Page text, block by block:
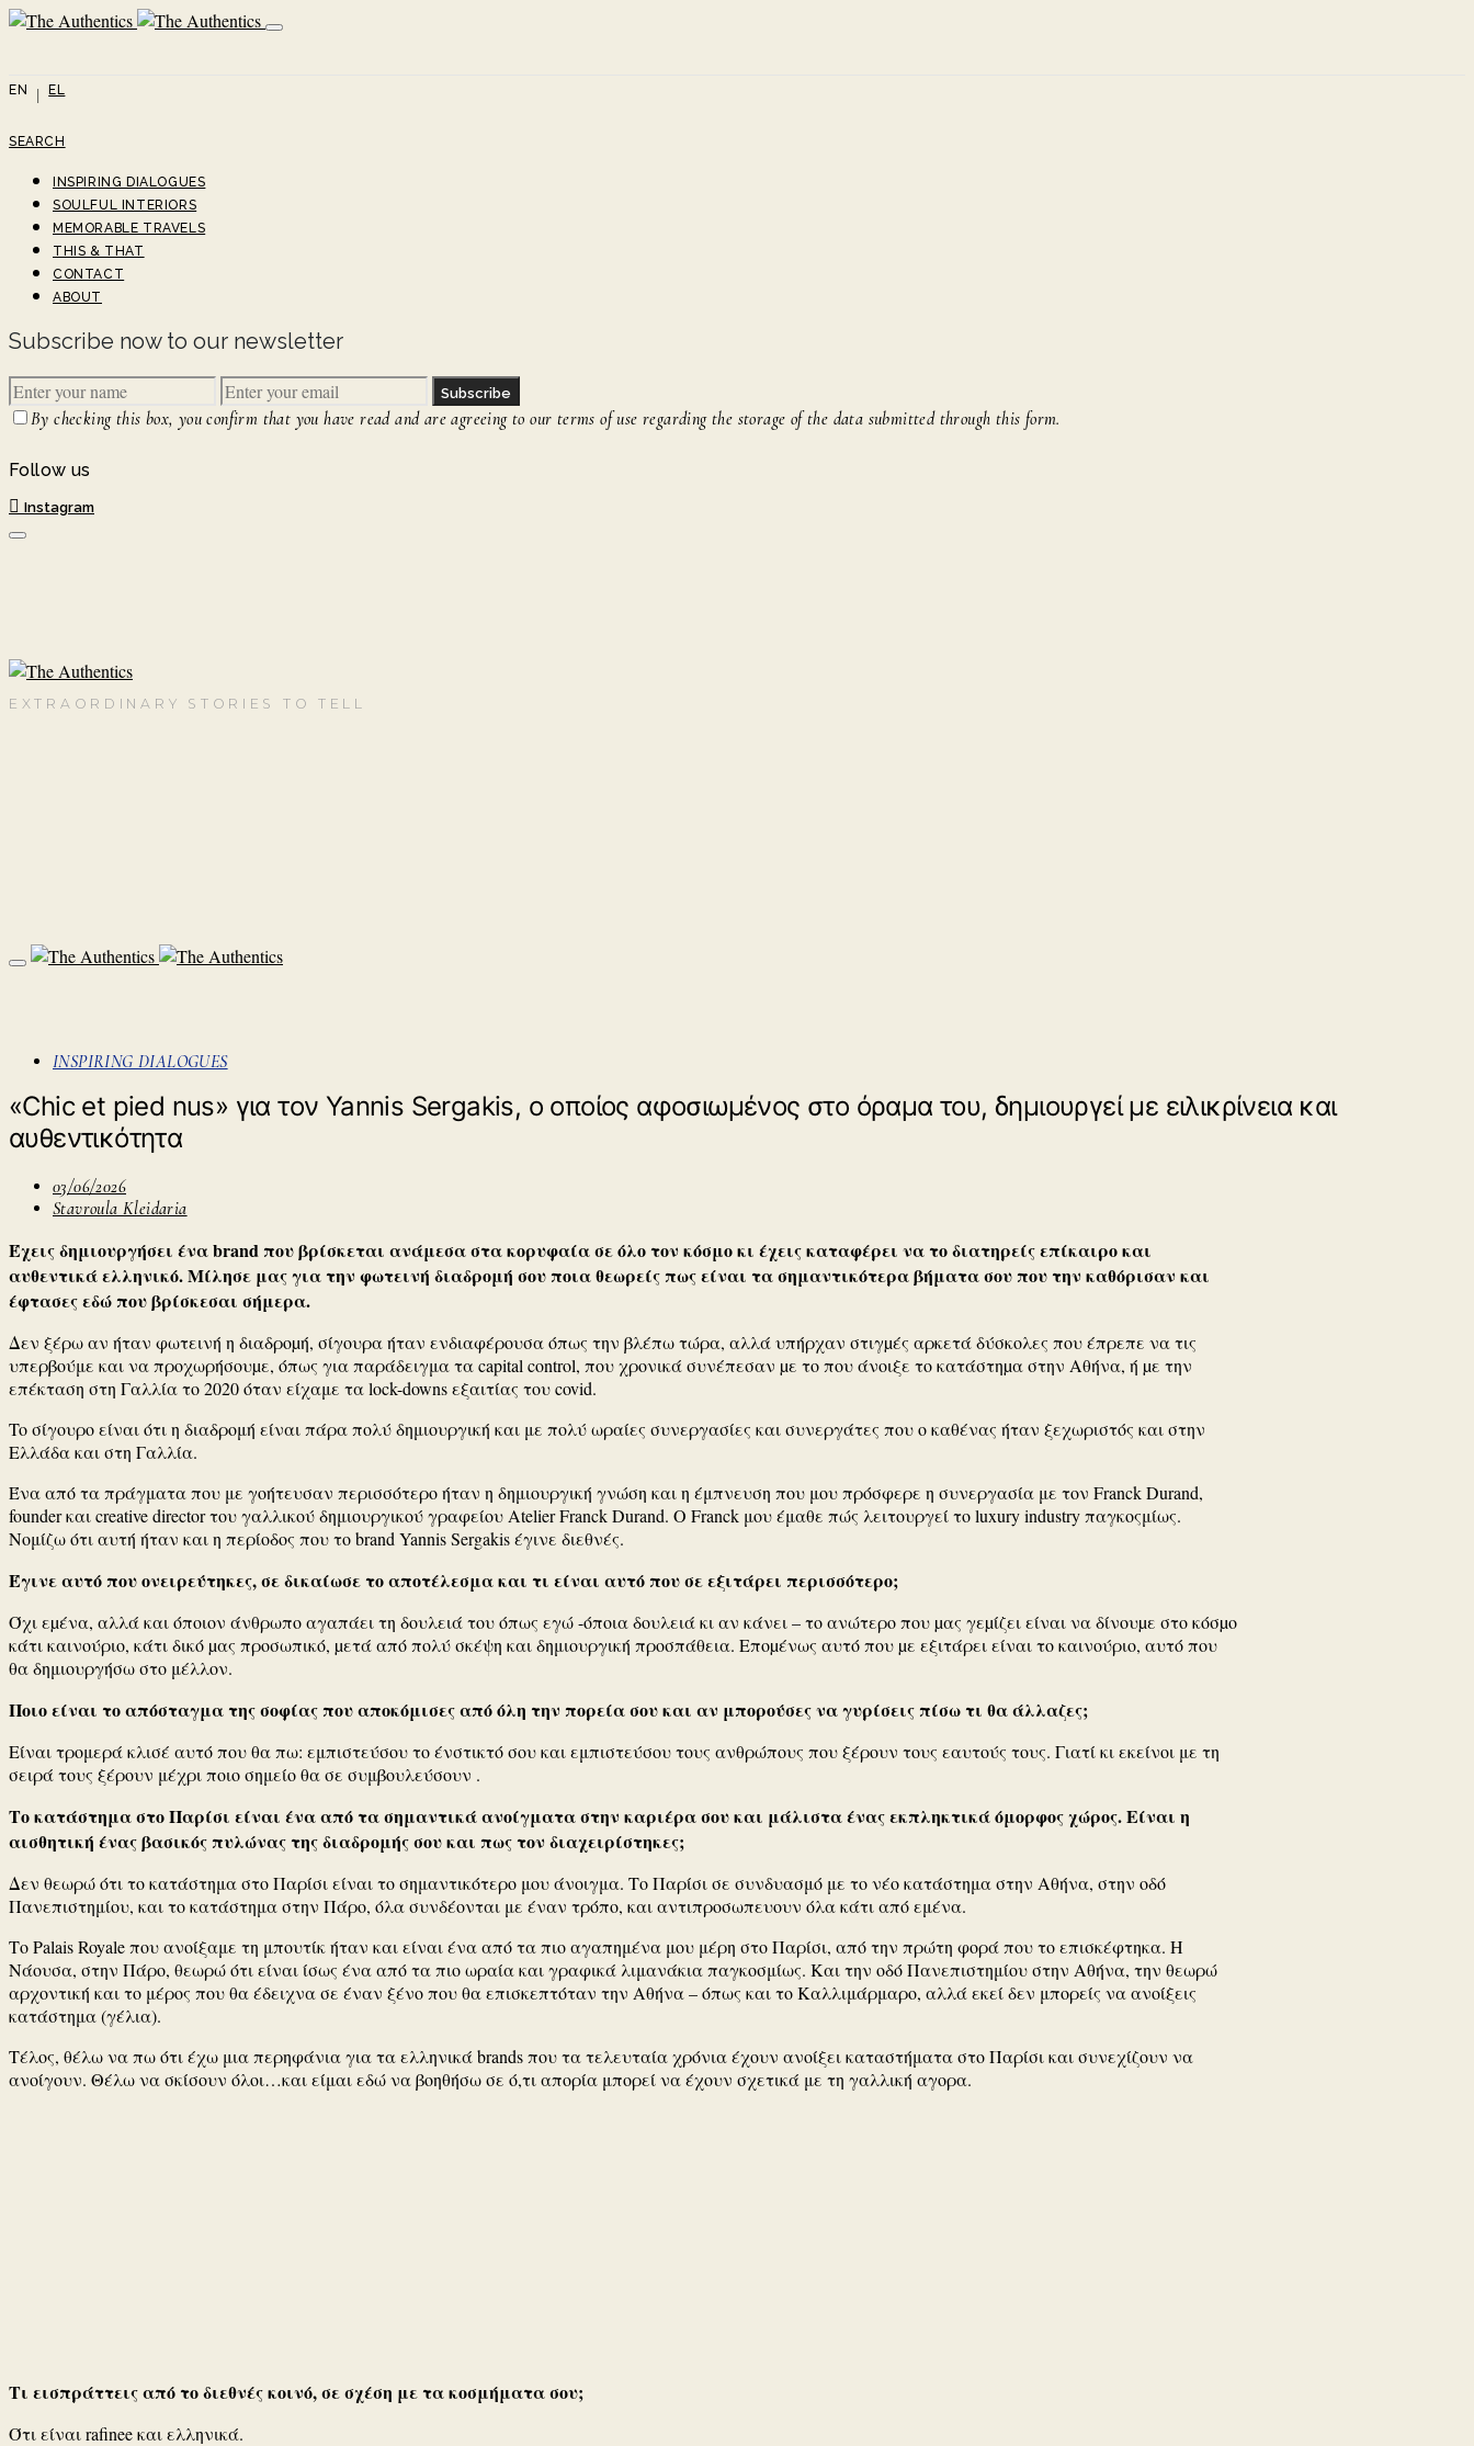
EN EL
SEARCH
INSPIRING DIALOGUES
SOULFUL INTERIORS
MEMORABLE TRAVELS
THIS & THAT
CONTACT
ABOUT
Subscribe now to our newsletter
Subscribe
By checking this box, you confirm that you have read and are agreeing to our terms of use regarding the storage of the data submitted through this form.
Follow us
Instagram
EXTRAORDINARY STORIES TO TELL
INSPIRING DIALOGUES
«Chic et pied nus» για τον Yannis Sergakis, ο οποίος αφοσιωμένος στο όραμα του, δημιουργεί με ειλικρίνεια και
αυθεντικότητα
03/06/2026
Stavroula Kleidaria
Έχεις δημιουργήσει ένα brand που βρίσκεται ανάμεσα στα κορυφαία σε όλο τον κόσμο κι έχεις καταφέρει να το διατηρείς επίκαιρο και
αυθεντικά ελληνικό.Μίλησε μας για την φωτεινή διαδρομή σου ποια θεωρείς πως είναι τα σημαντικότερα βήματα σου που την καθόρισαν και
έφτασες εδώ που βρίσκεσαι σήμερα.
Δεν ξέρω αν ήταν φωτεινή η διαδροµή, σίγουρα ήταν ενδιαφέρουσα όπως την βλέπω τώρα, αλλά υπήρχαν στιγµές αρκετά δύσκολες που έπρεπε να τις
υπερβούμε και να προχωρήσουµε, όπως για παράδειγμα τα capital control, που χρονικά συνέπεσαν µε το που άνοιξε το κατάστηµα στην Αθήνα, ή µε την
επέκταση στη Γαλλία το 2020 όταν είχαμε τα lock-downs εξαιτίας του covid.
To σίγουρο είναι ότι η διαδρομή είναι πάρα πολύ δημιουργική και με πολύ ωραίες συνεργασίες και συνεργάτες που ο καθένας ήταν ξεχωριστός και στην
Ελλάδα και στη Γαλλία.
Ένα από τα πράγματα που με γοήτευσαν περισσότερο ήταν η δημιουργική γνώση και η έμπνευση που μου πρόσφερε η συνεργασία με τον Franck Durand,
founder και creative director του γαλλικού δημιουργικού γραφείου Atelier Franck Durand. Ο Franck μου έμαθε πώς λειτουργεί το luxury industry παγκοςμίως.
Νομίζω ότι αυτή ήταν και η περίοδος που το brand Yannis Sergakis έγινε διεθνές.
Έγινε αυτό που ονειρεύτηκες, σε δικαίωσε το αποτέλεσμα και τι είναι αυτό που σε εξιτάρει περισσότερο;
Όχι εµένα, αλλά και όποιον άνθρωπο αγαπάει τη δουλειά του όπως εγώ -όποια δουλειά κι αν κάνει – το ανώτερο που µας γεµίζει είναι να δίνουµε στο κόσµο
κάτι καινούριο, κάτι δικό µας προσωπικό, µετά από πολύ σκέψη και δημιουργική προσπάθεια. Εποµένως αυτό που µε εξιτάρει είναι το καινούριο, αυτό που
θα δημιουργήσω στο μέλλον.
Ποιο είναι το απόσταγμα της σοφίας που αποκόμισες από όλη την πορεία σου και αν μπορούσες να γυρίσεις πίσω τι θα άλλαζες;
Είναι τρομερά κλισέ αυτό που θα πω: εμπιστεύσου το ένστικτό σου και εμπιστεύσου τους ανθρώπους που ξέρουν τους εαυτούς τους. Γιατί κι εκείνοι με τη
σειρά τους ξέρουν μέχρι ποιο σημείο θα σε συμβουλεύσουν .
Το κατάστημα στο Παρίσι είναι ένα από τα σημαντικά ανοίγματα στην καριέρα σου και μάλιστα ένας εκπληκτικά όμορφος χώρος. Είναι η
αισθητική ένας βασικός πυλώνας της διαδρομής σου και πως τον διαχειρίστηκες;
Δεν θεωρώ ότι το κατάστημα στο Παρίσι είναι το σημαντικότερο μου άνοιγμα. Το Παρίσι σε συνδυασμό με το νέο κατάστημα στην Αθήνα, στην οδό
Πανεπιστημίου, και το κατάστημα στην Πάρο, όλα συνδέονται με έναν τρόπο, και αντιπροσωπευουν όλα κάτι από εμένα.
Tο Palais Royale που ανοίξαμε τη μπουτίκ ήταν και είναι ένα από τα πιο αγαπημένα μου μέρη στο Παρίσι, από την πρώτη φορά που το επισκέφτηκα. Η
Νάουσα, στην Πάρο, θεωρώ ότι είναι ίσως ένα από τα πιο ωραία και γραφικά λιμανάκια παγκοσμίως. Και την οδό Πανεπιστημίου στην Αθήνα, την θεωρώ
αρχοντική και το μέρος που θα έδειχνα σε έναν ξένο που θα επισκεπτόταν την Αθήνα – όπως και το Καλλιμάρμαρο, αλλά εκεί δεν μπορείς να ανοίξεις
κατάστημα (γέλια).
Τέλος, θέλω να πω ότι έχω μια περηφάνια για τα ελληνικά brands που τα τελευταία χρόνια έχουν ανοίξει καταστήματα στο Παρίσι και συνεχίζουν να
ανοίγουν. Θέλω να σκίσουν όλοι…και είμαι εδώ να βοηθήσω σε ό,τι απορία μπορεί να έχουν σχετικά με τη γαλλική αγορα.
Τι εισπράττεις από το διεθνές κοινό, σε σχέση με τα κοσμήματα σου;
Ότι είναι rafinee και ελληνικά.